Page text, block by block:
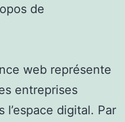
de
web représente
entreprises
digital. Par